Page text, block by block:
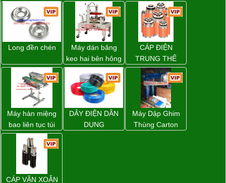
model CY-100
carton giá tốt
Đồng Nai
Long đền chén
Máy dán băng
keo hai bên hông
thùng carton
WP-5050SA giá
rẻ Miền Nam
CÁP ĐIỆN
TRUNG THẾ
Máy hàn miệng
bao liên tục túi
nằm nghiêng.
DÂY ĐIỆN DÂN
DỤNG
Máy Dập Ghim
Thùng Carton
CÁP VẶN XOẮN